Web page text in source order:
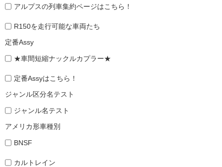
アルプスの列車集約ページはこちら！
R150を走行可能な車両たち
定番Assy
★車間短縮ナックルカプラー★
定番Assyはこちら！
ジャンル区分名テスト
ジャンル名テスト
アメリカ形車種別
BNSF
カルトレイン